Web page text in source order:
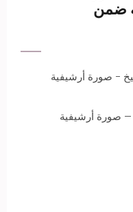
جنيه ضمن
– صورة أرشيفية